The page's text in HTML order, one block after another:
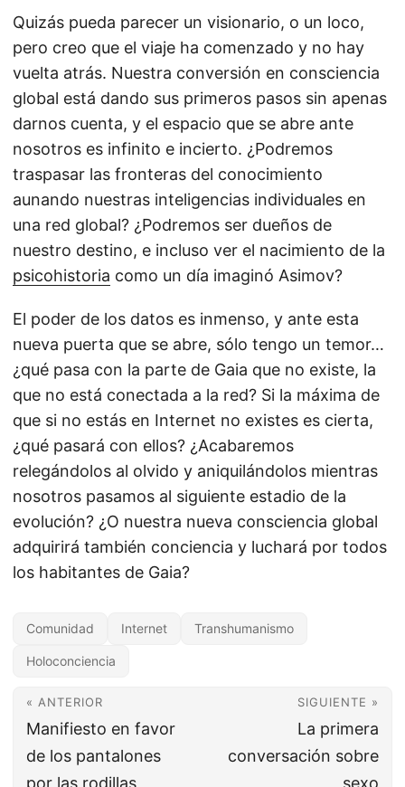
Quizás pueda parecer un visionario, o un loco,
pero creo que el viaje ha comenzado y no hay
vuelta atrás. Nuestra conversión en consciencia
global está dando sus primeros pasos sin apenas
darnos cuenta, y el espacio que se abre ante
nosotros es infinito e incierto. ¿Podremos
traspasar las fronteras del conocimiento
aunando nuestras inteligencias individuales en
una red global? ¿Podremos ser dueños de
nuestro destino, e incluso ver el nacimiento de la
psicohistoria como un día imaginó Asimov?
El poder de los datos es inmenso, y ante esta
nueva puerta que se abre, sólo tengo un temor…
¿qué pasa con la parte de Gaia que no existe, la
que no está conectada a la red? Si la máxima de
que si no estás en Internet no existes es cierta,
¿qué pasará con ellos? ¿Acabaremos
relegándolos al olvido y aniquilándolos mientras
nosotros pasamos al siguiente estadio de la
evolución? ¿O nuestra nueva consciencia global
adquirirá también conciencia y luchará por todos
los habitantes de Gaia?
Comunidad Internet Transhumanismo
Holoconciencia
« ANTERIOR
Manifiesto en favor
de los pantalones
por las rodillas
SIGUIENTE »
La primera
conversación sobre
sexo